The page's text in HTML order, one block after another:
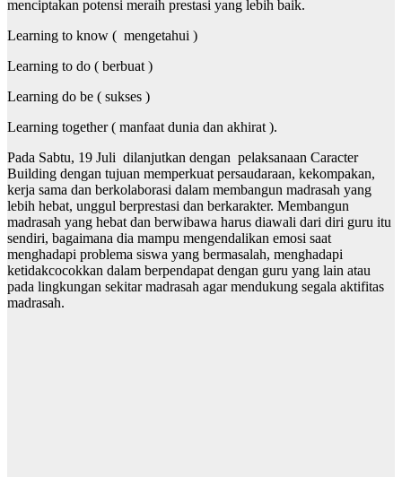
menciptakan potensi meraih prestasi yang lebih baik.
Learning to know ( mengetahui )
Learning to do ( berbuat )
Learning do be ( sukses )
Learning together ( manfaat dunia dan akhirat ).
Pada Sabtu, 19 Juli dilanjutkan dengan pelaksanaan Caracter
Building dengan tujuan memperkuat persaudaraan, kekompakan,
kerja sama dan berkolaborasi dalam membangun madrasah yang
lebih hebat, unggul berprestasi dan berkarakter. Membangun
madrasah yang hebat dan berwibawa harus diawali dari diri guru itu
sendiri, bagaimana dia mampu mengendalikan emosi saat
menghadapi problema siswa yang bermasalah, menghadapi
ketidakcocokkan dalam berpendapat dengan guru yang lain atau
pada lingkungan sekitar madrasah agar mendukung segala aktifitas
madrasah.